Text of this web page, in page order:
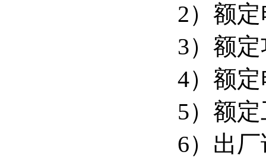
2）额
3）额
4）额
5）额
6）出